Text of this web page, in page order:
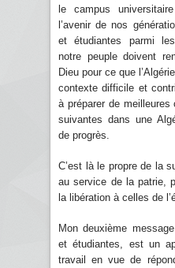
le campus
l’avenir de nos
et étudiantes parmi
notre peuple doivent
Dieu pour ce que
contexte difficile et
à préparer de
suivantes dans une
de progrès.
C’est là le propre de la
au service de la patrie,
la libération à celles de
Mon deuxième
et étudiantes, est un
travail en vue de